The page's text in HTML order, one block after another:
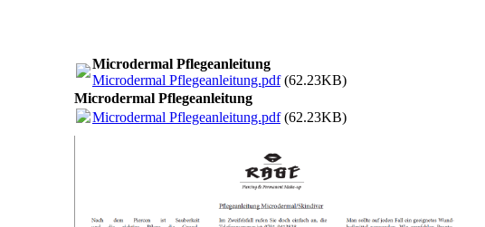
Microdermal Pflegeanleitung
Microdermal Pflegeanleitung.pdf(62.23KB)
Microdermal Pflegeanleitung
Microdermal Pflegeanleitung.pdf(62.23KB)